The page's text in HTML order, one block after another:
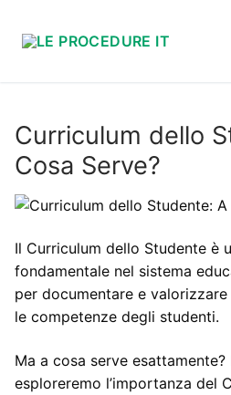
Curriculum dello
Cosa Serve?
Il Curriculum dello Studente è
fondamentale nel sistema
per documentare e
le competenze degli studenti.
Ma a cosa serve
esploreremo l’importanza del